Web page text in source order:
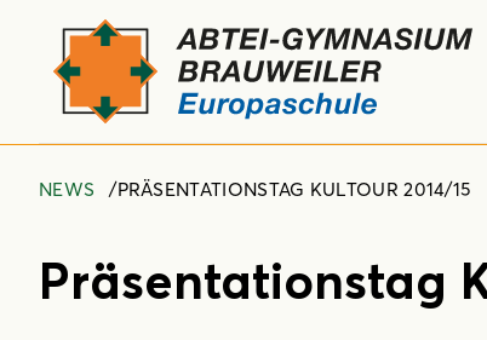
NEWS PRÄSENTATIONSTAG KULTOUR 2014/15
Präsentationstag